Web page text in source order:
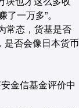
一万多”。
常态，货基是否
是否会像日本货币
金信基金评价中